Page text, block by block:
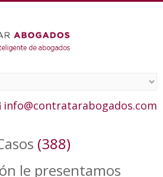
info@contratarabogados.com
(388)
le presentamos